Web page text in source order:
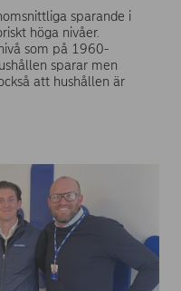
sparande i
höga nivåer.
som på 1960-
sparar men
att hushållen är